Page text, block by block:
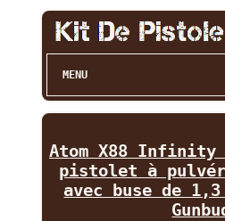
MENU
Atom X88 Infinity
pistolet à
avec buse de